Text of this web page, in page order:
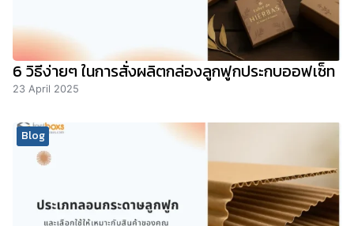
6 วิธีง่ายๆ ในการสั่งผลิตกล่องลูกฟูกประกบออฟเซ็ท
23 April 2025
Blog